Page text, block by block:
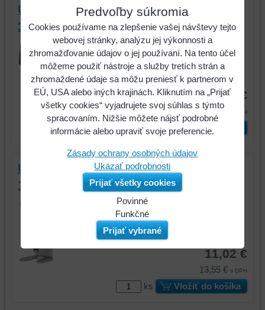
Univerzálny štahovák ramena stierača typ
3, 17mm
Univerzálny štahovák ramena stierača
typ 3, 17mm
Kód:700.1192
48,33 €
59,45 € s DPH
ks Vložiť do košíka
Univerzálny štahovák ramena stierača typ
1, 11mm
Univerzálny štahovák ramena stierača
typ 1, 11mm
Kód:700.1193
11,02 €
13,55 € s DPH
ks Vložiť do košíka
Predvoľby súkromia
Cookies používame na zlepšenie vašej návštevy tejto
webovej stránky, analýzu jej výkonnosti a
zhromažďovanie údajov o jej používaní. Na tento účel
môžeme použiť nástroje a služby tretích strán a
zhromaždené údaje sa môžu preniesť k partnerom v
EÚ, USA alebo iných krajinách. Kliknutím na „Prijať
všetky cookies“ vyjadrujete svoj súhlas s týmto
spracovaním. Nižšie môžete nájsť podrobné
informácie alebo upraviť svoje preferencie.
Zásady ochrany osobných údajov
Ukázať podrobnosti
Prijať všetky cookies
Povinné
ukladá
údaje
Funkčné
údaje
Prijať vybrané